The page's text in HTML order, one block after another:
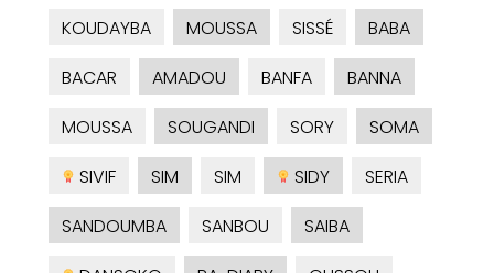
KOUDAYBA
MOUSSA SISSÉ
BABA
BACAR
AMADOU BANFA
BANNA
MOUSSA
SOUGANDI SORY
SOMA
SIVIF
SIM SIM SIDY
SERIA
SANDOUMBA
SANBOU
SAIBA